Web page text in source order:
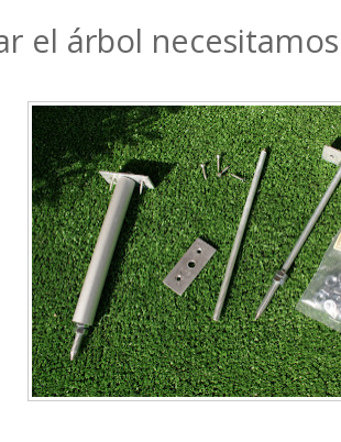
el árbol necesitamos